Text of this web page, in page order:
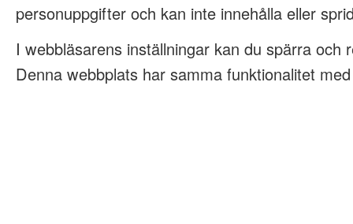
personuppgifter och kan inte innehålla eller
I webbläsarens inställningar kan du spärra och
Denna webbplats har samma funktionalitet